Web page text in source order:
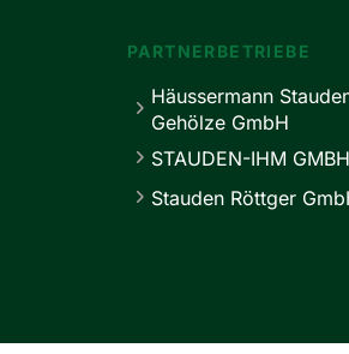
PARTNERBETRIEBE
Häussermann
Gehölze GmbH
STAUDEN-IHM GMBH
Stauden Röttger